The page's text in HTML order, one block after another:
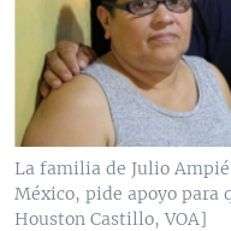
VENEZUELA
BRASIL
NICARAGUA
ECONOMÍA
ENTRETENIMIENTO Y
TECNOLOGÍA
DEPORTES
CIENCIA Y SALUD
MULTIMEDIA
VIDEOS
FOTOGRAFÍA
AUDIOS
PROGRAMAS TV
EL MUNDO AL DÍA
FORO
VISIÓN 360
RADIO
AVANCE INFORMATIVO
AUDIONOTICIAS
DIRECT
DOCUMENTALES DE LA
La familia de Julio
México, pide apoyo para
Houston Castillo, VOA]